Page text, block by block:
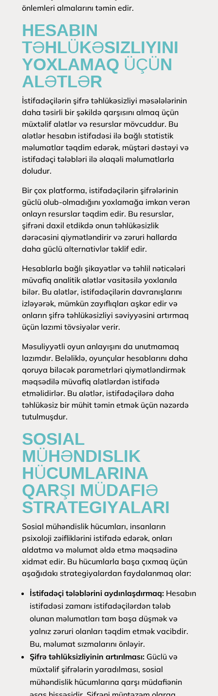
önlemleri almalarını təmin edir.
HESABIN
TƏHLÜKƏSIZLIYINI
YOXLAMAQ ÜÇÜN
ALƏTLƏR
İstifadəçilərin şifrə təhlükəsizliyi məsələlərinin
daha təsirli bir şəkildə qarşısını almaq üçün
müxtəlif alətlər və resurslar mövcuddur. Bu
alətlər hesabın istifadəsi ilə bağlı statistik
məlumatlar təqdim edərək, müştəri dəstəyi və
istifadəçi tələbləri ilə əlaqəli məlumatlarla
doludur.
Bir çox platforma, istifadəçilərin şifrələrinin
güclü olub-olmadığını yoxlamağa imkan verən
onlayn resurslar təqdim edir. Bu resurslar,
şifrəni daxil etdikdə onun təhlükəsizlik
dərəcəsini qiymətləndirir və zəruri hallarda
daha güclü alternativlər təklif edir.
Hesablarla bağlı şikayətlər və təhlil nəticələri
müvafiq analitik alətlər vasitəsilə yoxlanıla
bilər. Bu alətlər, istifadəçilərin davranışlarını
izləyərək, mümkün zayıflıqları aşkar edir və
onların şifrə təhlükəsizliyi səviyyəsini artırmaq
üçün lazımi tövsiyələr verir.
Məsuliyyətli oyun anlayışını da unutmamaq
lazımdır. Beləliklə, oyunçular hesablarını daha
qoruya biləcək parametrləri qiymətləndirmək
məqsədilə müvafiq alətlərdən istifadə
etməlidirlər. Bu alətlər, istifadəçilərə daha
təhlükəsiz bir mühit təmin etmək üçün nəzərdə
tutulmuşdur.
SOSIAL
MÜHƏNDISLIK
HÜCUMLARINA
QARŞI MÜDAFIƏ
STRATEGIYALARI
Sosial mühəndislik hücumları, insanların
psixoloji zəifliklərini istifadə edərək, onları
aldatma və məlumat əldə etmə məqsədinə
xidmət edir. Bu hücumlarla başa çıxmaq üçün
aşağıdakı strategiyalardan faydalanmaq olar:
İstifadəçi tələblərini aydınlaşdırmaq:Hesabın
istifadəsi zamanı istifadəçilərdən tələb
olunan məlumatları tam başa düşmək və
yalnız zəruri olanları təqdim etmək vacibdir.
Bu, məlumat sızmalarını önləyir.
Şifrə təhlüksizliyinin artırılması:Güclü və
müxtəlif şifrələrin yaradılması, sosial
mühəndislik hücumlarına qarşı müdafiənin